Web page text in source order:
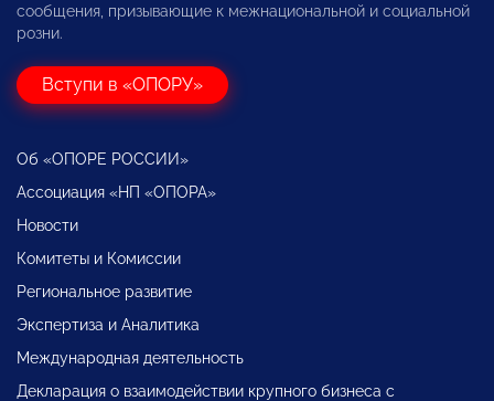
сообщения, призывающие к межнациональной и социальной
розни.
Вступи в «ОПОРУ»
Об «ОПОРЕ РОССИИ»
Ассоциация «НП «ОПОРА»
Новости
Комитеты и Комиссии
Региональное развитие
Экспертиза и Аналитика
Международная деятельность
Декларация о взаимодействии крупного бизнеса с